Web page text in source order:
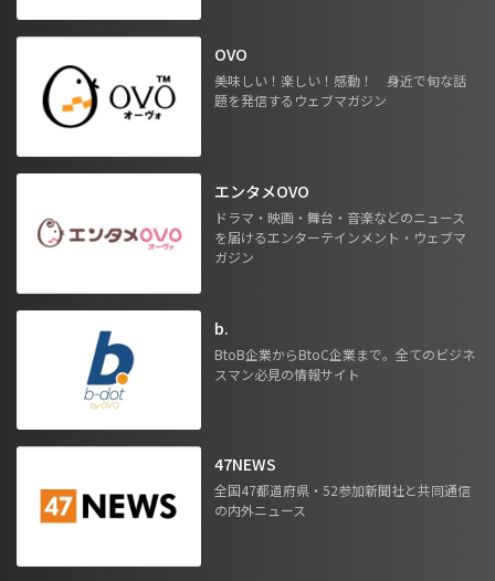
OVO
美味しい！楽しい！感動！ 身近で旬な話
題を発信するウェブマガジン
エンタメOVO
ドラマ・映画・舞台・音楽などのニュース
を届けるエンターテインメント・ウェブマ
ガジン
b.
BtoB企業からBtoC企業まで。全てのビジネ
スマン必見の情報サイト
47NEWS
全国47都道府県・52参加新聞社と共同通信
の内外ニュース